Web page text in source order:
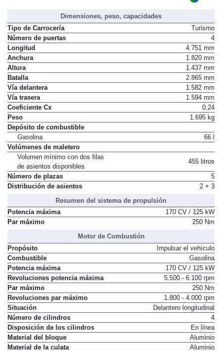
Dimensiones, peso, capacidades
Tipo de Carrocería
Turismo
Número de puertas
4
Longitud
4.751 mm
Anchura
1.820 mm
Altura
1.437 mm
Batalla
2.865 mm
Vía delantera
1.582 mm
Vía trasera
1.594 mm
Coeficiente Cx
0,24
Peso
Depósito de combustible
Gasolina
Volúmenes de maletero
Volumen mínimo con dos filas
de asientos disponibles
Número de plazas
5
Resumen del sistema de propulsión
Potencia máxima
170 CV / 125 kW
Motor de Combustión
Propósito
Impulsar el vehículo
Combustible
Gasolina
Potencia máxima
170 CV / 125 kW
Revoluciones potencia máxima
5.500 - 6.100 rpm
Par máximo
250 Nm
Revoluciones par máximo
1.800 - 4.000 rpm
Situación
Delantero longitudinal
Número de cilindros
4
Disposición de los cilindros
En línea
Material del bloque
Aluminio